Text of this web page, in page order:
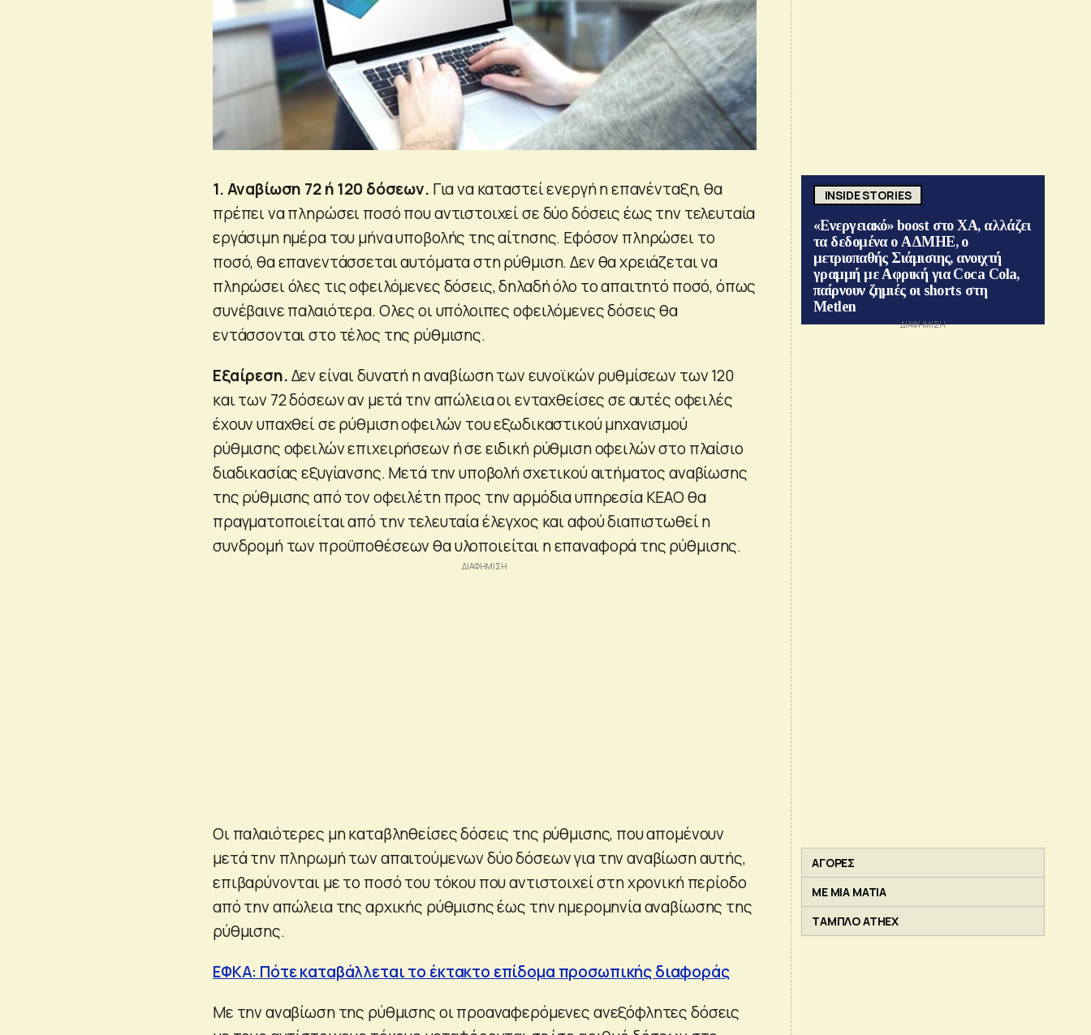
1. Αναβίωση 72 ή 120 δόσεων. Για να καταστεί ενεργή η επανένταξη, θα
πρέπει να πληρώσει ποσό που αντιστοιχεί σε δύο δόσεις έως την τελευταία
εργάσιμη ημέρα του μήνα υποβολής της αίτησης. Εφόσον πληρώσει το
ποσό, θα επανεντάσσεται αυτόματα στη ρύθμιση. Δεν θα χρειάζεται να
πληρώσει όλες τις οφειλόμενες δόσεις, δηλαδή όλο το απαιτητό ποσό, όπως
συνέβαινε παλαιότερα. Ολες οι υπόλοιπες οφειλόμενες δόσεις θα
εντάσσονται στο τέλος της ρύθμισης.
Εξαίρεση.Δεν είναι δυνατή η αναβίωση των ευνοϊκών ρυθμίσεων των 120
και των 72 δόσεων αν μετά την απώλεια οι ενταχθείσες σε αυτές οφειλές
έχουν υπαχθεί σε ρύθμιση οφειλών του εξωδικαστικού μηχανισμού
ρύθμισης οφειλών επιχειρήσεων ή σε ειδική ρύθμιση οφειλών στο πλαίσιο
διαδικασίας εξυγίανσης. Μετά την υποβολή σχετικού αιτήματος αναβίωσης
της ρύθμισης από τον οφειλέτη προς την αρμόδια υπηρεσία ΚΕΑΟ θα
πραγματοποιείται από την τελευταία έλεγχος και αφού διαπιστωθεί η
συνδρομή των προϋποθέσεων θα υλοποιείται η επαναφορά της ρύθμισης.
Οι παλαιότερες μη καταβληθείσες δόσεις της ρύθμισης, που απομένουν
μετά την πληρωμή των απαιτούμενων δύο δόσεων για την αναβίωση αυτής,
επιβαρύνονται με το ποσό του τόκου που αντιστοιχεί στη χρονική περίοδο
από την απώλεια της αρχικής ρύθμισης έως την ημερομηνία αναβίωσης της
ρύθμισης.
ΕΦΚΑ: Πότε καταβάλλεται το έκτακτο επίδομα προσωπικής διαφοράς
Με την αναβίωση της ρύθμισης οι προαναφερόμενες ανεξόφλητες δόσεις
INSIDE STORIES
«Ενεργειακό» boost στο ΧΑ, αλλάζει
τα δεδομένα ο ΑΔΜΗΕ, ο
μετριοπαθής Σιάμισιης, ανοιχτή
γραμμή με Αφρική για Coca Cola,
παίρνουν ζημιές οι shorts στη
Metlen
ΑΓΟΡΕΣ
ΜΕ ΜΙΑ ΜΑΤΙΑ
ΤΑΜΠΛΟ ATHEX